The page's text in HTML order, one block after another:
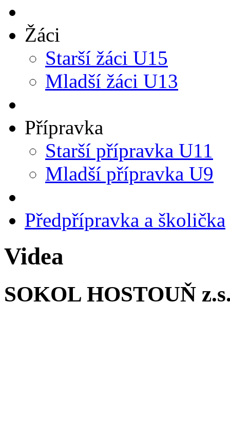
Žáci
Starší žáci U15
Mladší žáci U13
Přípravka
Starší přípravka U11
Mladší přípravka U9
Předpřípravka a školička
Videa
SOKOL HOSTOUŇ